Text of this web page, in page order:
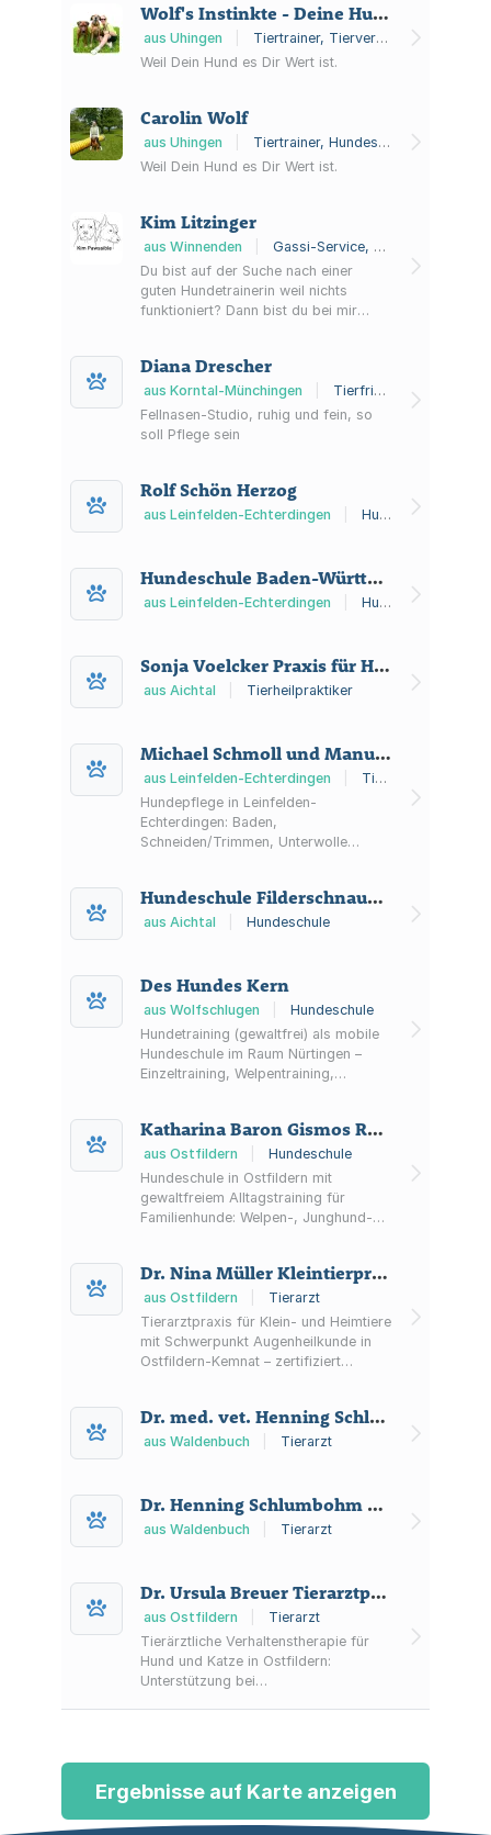
mit besonderen Bedürfnissen •
Medical Training • gezielte
Vorbereitung auf den
Training auf Enrichmentbasis
Systemare Training versteht sich als
Unterstützung und Begleitung...
Wolf's Instinkte - Deine Hundeschule
aus Uhingen
Tiertrainer, Tierverhaltensberatung, Hundeschule
Weil Dein Hund es Dir Wert ist.
Carolin Wolf
aus Uhingen
Tiertrainer, Hundeschule
Weil Dein Hund es Dir Wert ist.
Kim Litzinger
aus Winnenden
Gassi-Service, Hundeschule
Du bist auf der Suche nach einer
guten Hundetrainerin weil nichts
funktioniert? Dann bist du bei mir
Hundetraining im Rems-Murr-Kreis
und in Stuttgart. Es gibt nicht die eine
richtige Methode oder den einen Weg
im Hundetraining. Wir schauen, was
Körpersprac...
Diana Drescher
aus Korntal-Münchingen
Tierfriseur
Fellnasen-Studio, ruhig und fein, so
soll Pflege sein
Rolf Schön Herzog
aus Leinfelden-Echterdingen Hundeschule
Hundeschule Baden-Württemberg
aus Leinfelden-Echterdingen Hundeschule
Sonja Voelcker Praxis für Hundephysiotherapie
aus Aichtal Tierheilpraktiker
Michael Schmoll und Manuela Schmoll GbR
aus Leinfelden-Echterdingen
Tierfriseur
Hundepflege in Leinfelden-
Echterdingen: Baden,
Schneiden/Trimmen, Unterwolle
Welpeneingewöhnung, Spezialpflege
und Ausbildung zum Hundefriseur.
Hundeschule Filderschnauzen
aus Aichtal Hundeschule
Des Hundes Kern
aus Wolfschlugen
Hundeschule
Hundetraining (gewaltfrei) als mobile
Hundeschule im Raum Nürtingen –
Einzeltraining, Welpentraining,
Themen.
Katharina Baron Gismos Reich
aus Ostfildern
Hundeschule
Hundeschule in Ostfildern mit
gewaltfreiem Alltagstraining für
Familienhunde: Welpen-, Junghund-
und lockere Leine.
Dr. Nina Müller Kleintierpraxis
aus Ostfildern
Tierarzt
Tierarztpraxis für Klein- und Heimtiere
mit Schwerpunkt Augenheilkunde in
Ostfildern-Kemnat – zertifiziert
Zahnheilkunde und Weichteilchirurgie.
Dr. med. vet. Henning Schlumbohm Fachtierarzt für Pferde
aus Waldenbuch Tierarzt
Dr. Henning Schlumbohm Tierarztpraxis und Pferdeklinik
aus Waldenbuch Tierarzt
Dr. Ursula Breuer Tierarztpraxis
aus Ostfildern
Tierarzt
Tierärztliche Verhaltenstherapie für
Hund und Katze in Ostfildern:
Unterstützung bei
Ergebnisse auf Karte anzeigen